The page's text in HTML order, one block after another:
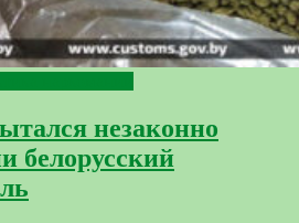
незаконно
белорусский